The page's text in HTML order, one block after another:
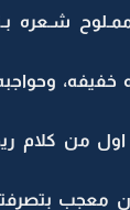
شـعره
وحواجبه
كلام ريم
معجب